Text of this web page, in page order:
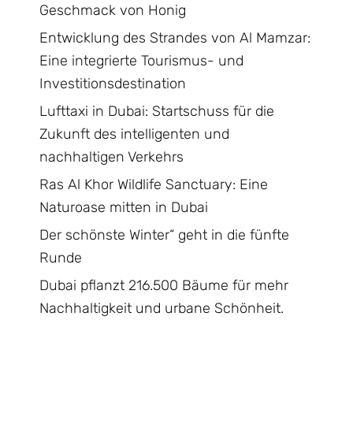
Geschmack von Honig
Entwicklung des Strandes von Al Mamzar:
Eine integrierte Tourismus- und
Investitionsdestination
Lufttaxi in Dubai: Startschuss für die
Zukunft des intelligenten und
nachhaltigen Verkehrs
Ras Al Khor Wildlife Sanctuary: Eine
Naturoase mitten in Dubai
Der schönste Winter“ geht in die fünfte
Runde
Dubai pflanzt 216.500 Bäume für mehr
Nachhaltigkeit und urbane Schönheit.